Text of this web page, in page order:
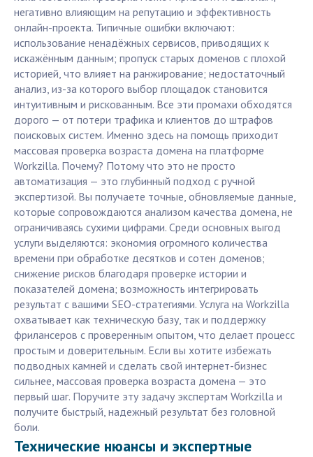
негативно влияющим на репутацию и эффективность
онлайн-проекта. Типичные ошибки включают:
использование ненадёжных сервисов, приводящих к
искажённым данным; пропуск старых доменов с плохой
историей, что влияет на ранжирование; недостаточный
анализ, из-за которого выбор площадок становится
интуитивным и рискованным. Все эти промахи обходятся
дорого — от потери трафика и клиентов до штрафов
поисковых систем. Именно здесь на помощь приходит
массовая проверка возраста домена на платформе
Workzilla. Почему? Потому что это не просто
автоматизация — это глубинный подход с ручной
экспертизой. Вы получаете точные, обновляемые данные,
которые сопровождаются анализом качества домена, не
ограничиваясь сухими цифрами. Среди основных выгод
услуги выделяются: экономия огромного количества
времени при обработке десятков и сотен доменов;
снижение рисков благодаря проверке истории и
показателей домена; возможность интегрировать
результат с вашими SEO-стратегиями. Услуга на Workzilla
охватывает как техническую базу, так и поддержку
фрилансеров с проверенным опытом, что делает процесс
простым и доверительным. Если вы хотите избежать
подводных камней и сделать свой интернет-бизнес
сильнее, массовая проверка возраста домена — это
первый шаг. Поручите эту задачу экспертам Workzilla и
получите быстрый, надежный результат без головной
боли.
Технические нюансы и экспертные